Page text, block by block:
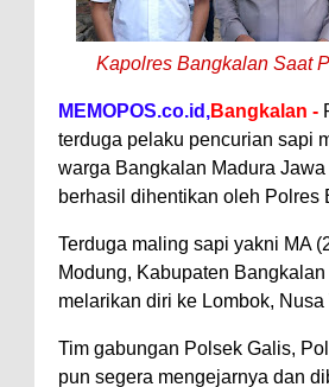
Kapolres Bangkalan Saat
MEMOPOS.co.id,Bangkalan -
terduga pelaku pencurian sapi
warga Bangkalan Madura Jawa
berhasil dihentikan oleh Polres
Terduga maling sapi yakni MA
Modung, Kabupaten
melarikan diri ke Lombok, Nusa
Tim gabungan Polsek Galis,
pun segera mengejarnya dan